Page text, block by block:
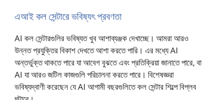
এআই কল সেন্টারে ভবিষ্যৎ প্রবণতা
AI কল সেন্টারগুলির ভবিষ্যত খুব আশাব্যঞ্জক দেখাচ্ছে। আমরা আরও
উন্নত প্রযুক্তির বিকাশ দেখতে আশা করতে পারি। এর মধ্যে AI
অন্তর্ভুক্ত থাকতে পারে যা আবেগ বুঝতে এবং প্রতিক্রিয়া জানাতে পারে, বা
AI যা আরও জটিল কাজগুলি পরিচালনা করতে পারে। বিশেষজ্ঞরা
ভবিষ্যদ্বাণী করেছেন যে AI আগামী বছরগুলিতে কল সেন্টার শিল্পে বিপ্লব